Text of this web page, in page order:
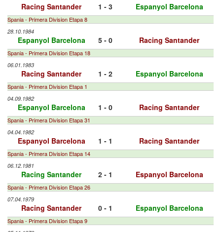
Racing Santander 1 - 3 Espanyol Barcelona
Spania - Primera Division Etapa 8
28.10.1984
Espanyol Barcelona 5 - 0 Racing Santander
Spania - Primera Division Etapa 18
06.01.1983
Racing Santander 1 - 2 Espanyol Barcelona
Spania - Primera Division Etapa 1
04.09.1982
Espanyol Barcelona 1 - 0 Racing Santander
Spania - Primera Division Etapa 31
04.04.1982
Espanyol Barcelona 1 - 1 Racing Santander
Spania - Primera Division Etapa 14
06.12.1981
Racing Santander 2 - 1 Espanyol Barcelona
Spania - Primera Division Etapa 26
07.04.1979
Racing Santander 0 - 1 Espanyol Barcelona
Spania - Primera Division Etapa 9